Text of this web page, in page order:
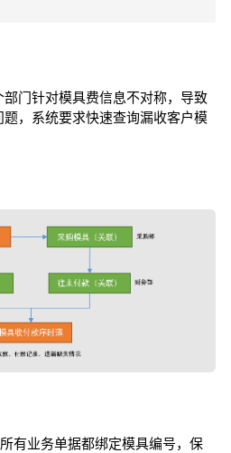
门针对模具费信息不对称，导致
题，系统要求快速查询漏收客户模
有业务单据都绑定模具编号，保